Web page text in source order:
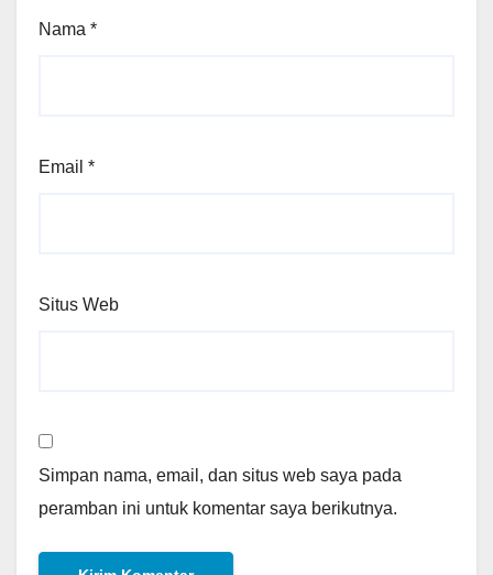
Nama *
Email *
Situs Web
Simpan nama, email, dan situs web saya pada
peramban ini untuk komentar saya berikutnya.